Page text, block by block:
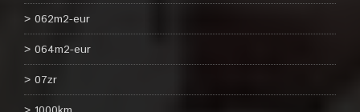
062m2-eur
064m2-eur
07zr